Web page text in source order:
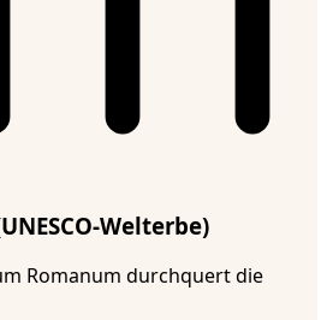
Welterbe)
Romanum durchquert die